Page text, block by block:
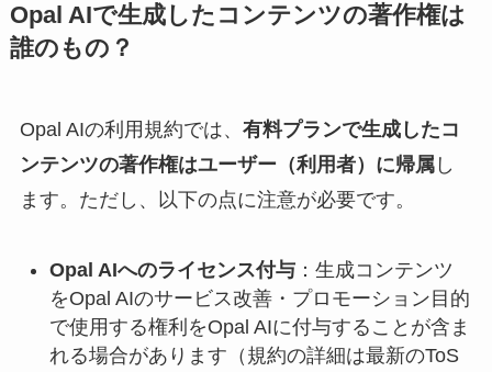
Opal AIで生成したコンテンツの著作権は
誰のもの？
Opal AIの利用規約では、 有料プランで生成したコ
ンテンツの著作権はユーザー（利用者）に帰属し
ます。ただし、以下の点に注意が必要です。
Opal AIへのライセンス付与：生成コンテンツ
をOpal AIのサービス改善・プロモーション目的
で使用する権利をOpal AIに付与することが含ま
れる場合があります（規約の詳細は最新のToS